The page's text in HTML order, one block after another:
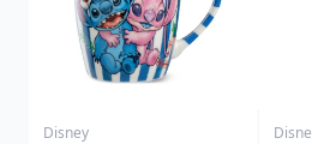
Disney